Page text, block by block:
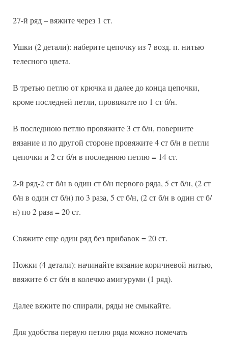
27-й ряд – вяжите через 1 ст.
Ушки (2 детали): наберите цепочку из 7 возд. п. нитью
телесного цвета.
В третью петлю от крючка и далее до конца цепочки,
кроме последней петли, провяжите по 1 ст б/н.
В последнюю петлю провяжите 3 ст б/н, поверните
вязание и по другой стороне провяжите 4 ст б/н в петли
цепочки и 2 ст б/н в последнюю петлю = 14 ст.
2-й ряд-2 ст б/н в один ст б/н первого ряда, 5 ст б/н, (2 ст
б/н в один ст б/н) по 3 раза, 5 ст б/н, (2 ст б/н в один ст б/
н) по 2 раза = 20 ст.
Свяжите еще один ряд без прибавок = 20 ст.
Ножки (4 детали): начинайте вязание коричневой нитью,
ввяжите 6 ст б/н в колечко амигуруми (1 ряд).
Далее вяжите по спирали, ряды не смыкайте.
Для удобства первую петлю ряда можно помечать